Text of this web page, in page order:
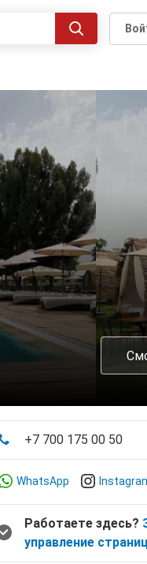
+7 700 175 00 50
WhatsApp
Работаете здесь?
управление